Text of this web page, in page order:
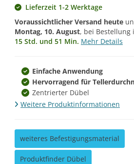
Lieferzeit 1-2 Werktage
Voraussichtlicher Versand heute
Montag, 10. August, bei Bestellung
15 Std. und 51 Min. Mehr Details
Einfache Anwendung
Hervorragend für
Zentrierter Dübel
Weitere Produktinformationen
weiteres Befestigungsmaterial
Produktfinder Dübel